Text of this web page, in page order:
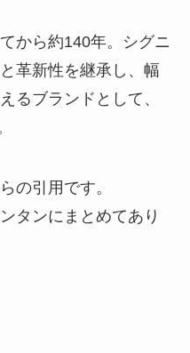
から約140年。シグニ
革新性を継承し、幅
るブランドとして、
の引用です。
タンにまとめてあり